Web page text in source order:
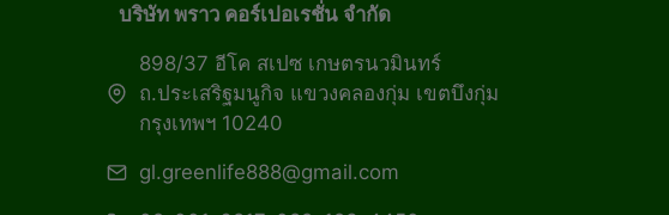
บริษัท พราว คอร์เปอเรชั่น จำกัด
898/37 อีโค สเปซ เกษตรนวมินทร์
ถ.ประเสริฐมนูกิจ แขวงคลองกุ่ม เขตบึงกุ่ม
กรุงเทพฯ 10240
gl.greenlife888@gmail.com